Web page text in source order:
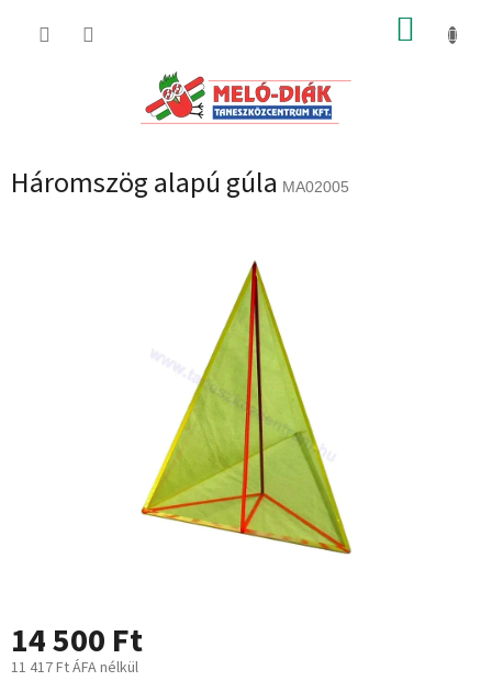
KOSÁR
Háromszög alapú gúla MA02005
14 500 Ft
11 417 Ft ÁFA nélkül